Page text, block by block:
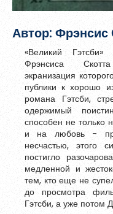
Автор:
«Великий
Фрэнсиса
экранизация
публики к хорошо
романа Гэтсби,
одержимый
способен не только
и на любовь -
несчастью, этого
постигло
медленной и
тем, кто еще не
до просмотра
Гэтсби, а уже потом
Обновить
Я согласен на
Я согласен с
размещённых на